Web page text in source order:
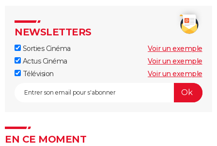
NEWSLETTERS
Sorties Cinéma
Voir un exemple
Actus Cinéma
Voir un exemple
Télévision
Voir un exemple
EN CE MOMENT